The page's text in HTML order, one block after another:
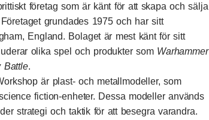
företag som är känt för att skapa och sälja
grundades 1975 och har sitt
England. Bolaget är mest känt för sitt
olika spel och produkter som Warhammer
Battle.
är plast- och metallmodeller, som
fiction-enheter. Dessa modeller används
strategi och taktik för att besegra varandra.